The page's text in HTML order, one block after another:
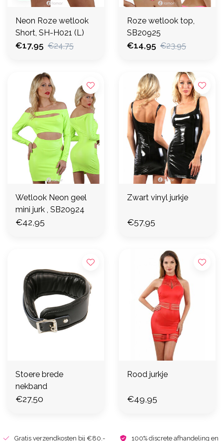
Neon Roze wetlook
Short, SH-H021 (L)
€17,95 €24,75
Roze wetlook top,
SB20925
€14,95 €23,95
Wetlook Neon geel
mini jurk , SB20924
€42,95
Zwart vinyl jurkje
€57,95
Stoere brede
nekband
€27,50
Rood jurkje
€49,95
Gratis verzendkosten bij €80.-
100% discrete afhandeling en